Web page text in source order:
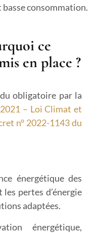
consommation.
ce
en place ?
obligatoire par la
– Loi Climat et
n° 2022-1143 du
énergétique des
pertes d’énergie
adaptées.
énergétique,